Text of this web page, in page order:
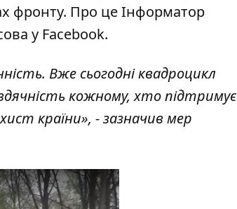
фронту. Про це Інформатор
у Facebook.
Вже сьогодні квадроцикл
кожному, хто підтримує
країни», - зазначив мер